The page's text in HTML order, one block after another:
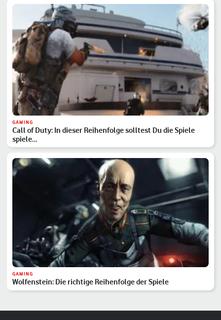
GAMING
Call of Duty: In dieser Reihenfolge solltest Du die Spiele
spiele…
GAMING
Wolfenstein: Die richtige Reihenfolge der Spiele